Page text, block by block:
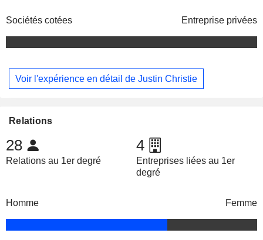
Sociétés cotées Entreprise privées
Voir l'expérience en détail de Justin Christie
Relations
28
Relations au 1er degré
4
Entreprises liées au 1er
degré
Homme Femme